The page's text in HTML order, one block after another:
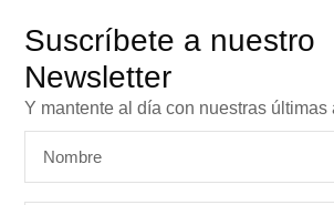
Suscríbete a nuestro
Newsletter
Y mantente al día con nuestras